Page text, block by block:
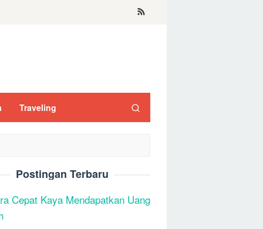
Traveling
Postingan Terbaru
Cepat Kaya Mendapatkan Uang